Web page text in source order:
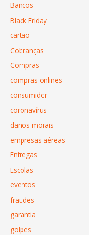
Bancos
Black Friday
cartão
Cobranças
Compras
compras onlines
consumidor
coronavírus
danos morais
empresas aéreas
Entregas
Escolas
eventos
fraudes
garantia
golpes